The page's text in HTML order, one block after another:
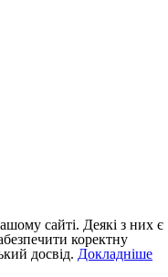
сайті. Деякі з них є
коректну
досвід. Докладніше